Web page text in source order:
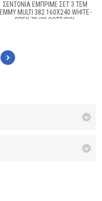
ΣΕΝΤΟΝΙΑ ΕΜΠΡΙΜΕ ΣΕΤ 3 ΤΕΜ
ΈΜΜΥ MULTI 382 160X240 WHITE-
GREY 70/30 COTT/POL